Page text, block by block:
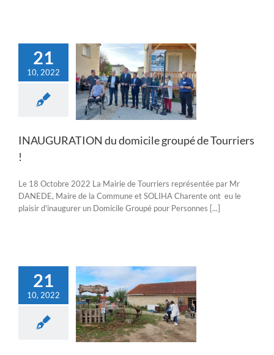
21
10, 2022
du
INAUGURATION du domicile groupé de Tourriers
!
Le 18 Octobre 2022 La Mairie de Tourriers représentée par Mr
DANEDE, Maire de la Commune et SOLIHA Charente ont eu le
plaisir d'inaugurer un Domicile Groupé pour Personnes [...]
21
10, 2022